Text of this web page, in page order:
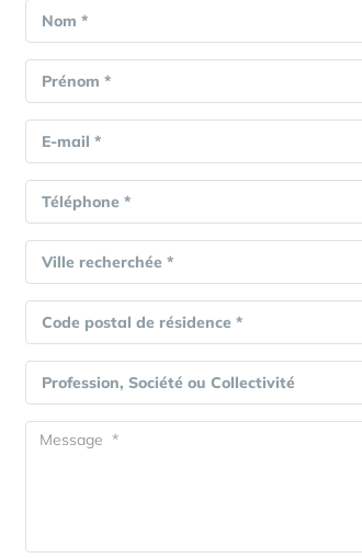
Nom *
Prénom *
E-mail *
Téléphone *
Ville recherchée *
Code postal de résidence *
Profession, Société ou Collectivité